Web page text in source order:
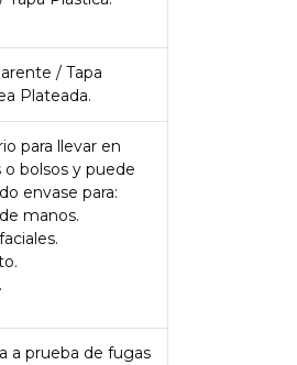
/ Tapa
Plateada.
para llevar en
o bolsos y puede
envase para:
manos.
a prueba de fugas